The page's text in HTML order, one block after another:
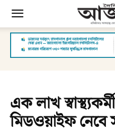
এক লাখ
মিডওয়াইফ নেবে